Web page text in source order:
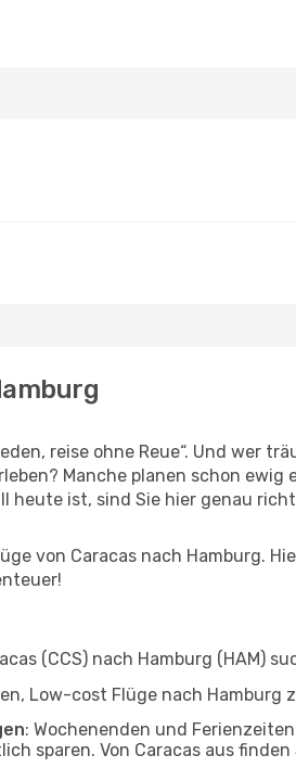
reise ohne Reue“. Und wer
Manche planen schon
heute ist, sind Sie hier genau
von Caracas nach Hamburg.
(CCS) nach Hamburg (HAM)
Low-cost Flüge nach Hamburg
: Wochenenden und
sparen. Von Caracas aus